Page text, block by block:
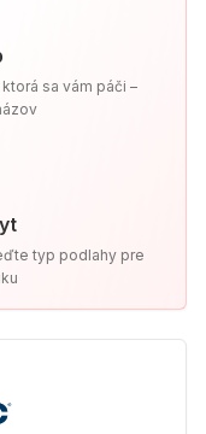
sa vám páči –
typ podlahy pre